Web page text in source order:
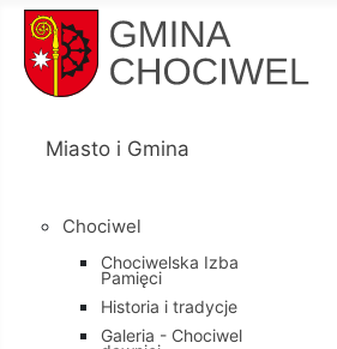
Miasto i Gmina
Chociwel
Chociwelska Izba
Pamięci
Historia i tradycje
Galeria - Chociwel